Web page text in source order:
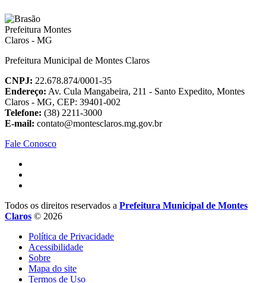
Prefeitura Municipal de Montes Claros
CNPJ: 22.678.874/0001-35
Endereço: Av. Cula Mangabeira, 211 - Santo Expedito, Montes
Claros - MG, CEP: 39401-002
Telefone: (38) 2211-3000
E-mail: contato@montesclaros.mg.gov.br
Fale Conosco
Todos os direitos reservados a Prefeitura Municipal de Montes
Claros © 2026
Política de Privacidade
Acessibilidade
Sobre
Mapa do site
Termos de Uso